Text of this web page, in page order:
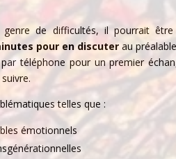
genre de difficultés, il pourrait
pour en discuter au
téléphone pour un premier
telles que :
émotionnels